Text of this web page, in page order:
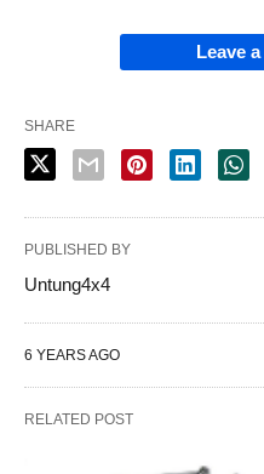
Leave
SHARE
PUBLISHED BY
Untung4x4
6 YEARS AGO
RELATED POST